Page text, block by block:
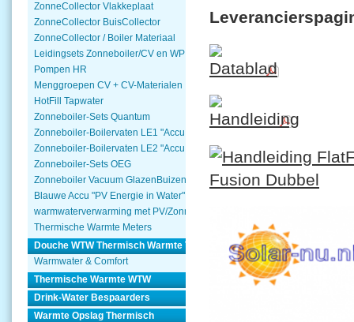
ZonneCollector Vlakkeplaat
ZonneCollector BuisCollector
ZonneCollector / Boiler Materiaal
Leidingsets Zonneboiler/CV en WP
Pompen HR
Menggroepen CV + CV-Materialen
HotFill Tapwater
Zonneboiler-Sets Quantum
Zonneboiler-Boilervaten LE1 "Accu Woning Watmte"
Zonneboiler-Boilervaten LE2 "Accu Woning Watmte"
Zonneboiler-Sets OEG
Zonneboiler Vacuum GlazenBuizen
Blauwe Accu "PV Energie in Water"
warmwaterverwarming met PV/Zonnepanelen
Thermische Warmte Meters
Douche WTW Thermisch Warmte Terugwinnen
Warmwater & Comfort
Thermische Warmte WTW
Drink-Water Bespaarders
Warmte Opslag Thermisch